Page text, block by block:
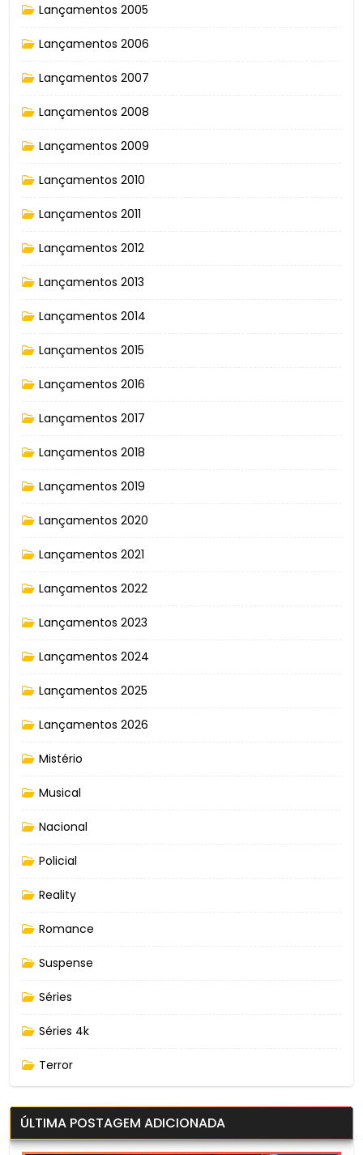
Lançamentos 2005
Lançamentos 2006
Lançamentos 2007
Lançamentos 2008
Lançamentos 2009
Lançamentos 2010
Lançamentos 2011
Lançamentos 2012
Lançamentos 2013
Lançamentos 2014
Lançamentos 2015
Lançamentos 2016
Lançamentos 2017
Lançamentos 2018
Lançamentos 2019
Lançamentos 2020
Lançamentos 2021
Lançamentos 2022
Lançamentos 2023
Lançamentos 2024
Lançamentos 2025
Lançamentos 2026
Mistério
Musical
Nacional
Policial
Reality
Romance
Suspense
Séries
Séries 4k
Terror
ÚLTIMA POSTAGEM ADICIONADA